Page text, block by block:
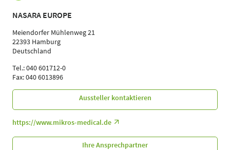
NASARA EUROPE
Meiendorfer Mühlenweg 21
22393 Hamburg
Deutschland
Tel.: 040 601712-0
Fax: 040 6013896
Aussteller kontaktieren
https://www.mikros-medical.de
Ihre Ansprechpartner